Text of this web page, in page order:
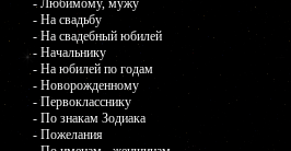
- Любимому, мужу
- На свадьбу
- На свадебный юбилей
- Начальнику
- На юбилей по годам
- Новорожденному
- Первокласснику
- По знакам Зодиака
- Пожелания